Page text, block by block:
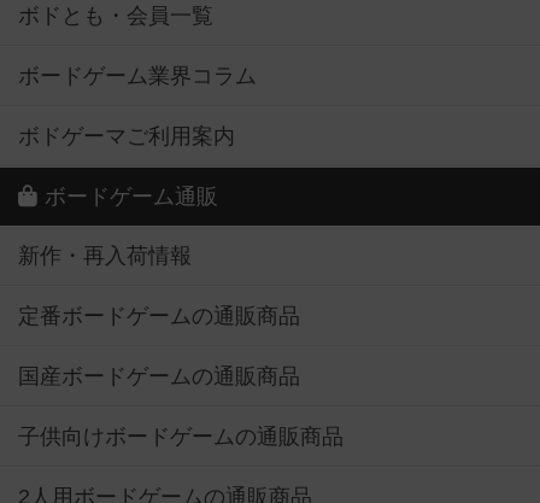
ボドとも・会員一覧
ボードゲーム業界コラム
ボドゲーマご利用案内
ボードゲーム通販
新作・再入荷情報
定番ボードゲームの通販商品
国産ボードゲームの通販商品
子供向けボードゲームの通販商品
2人用ボードゲームの通販商品